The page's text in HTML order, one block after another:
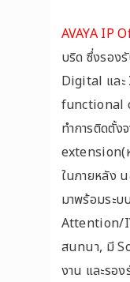
AVAYA IP
บริด ซึ่งรอง
Digital และ
functional
ทำการติดตั้
extension(ห
ในภายหลัง
มาพร้อมระ
Attention/
สนทนา, มี
งาน และรอ